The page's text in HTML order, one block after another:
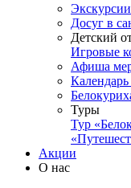
Экскурсии
Досуг в
Детский
Игровые
Афиша
Туры
Тур
Акции
О нас